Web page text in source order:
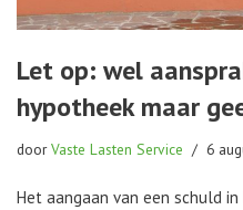
Let op: wel
hypotheek maar
doorVaste Lasten Service 6
Het aangaan van een schuld